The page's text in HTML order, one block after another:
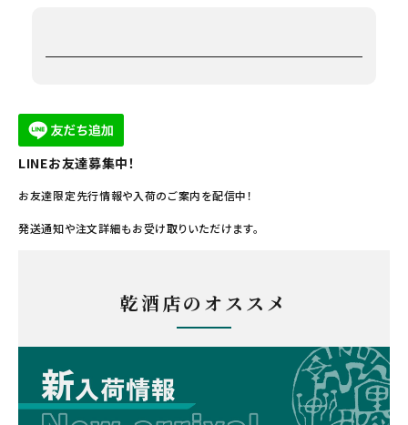
LINEお友達募集中！
お友達限定先行情報や入荷のご案内を配信中！
発送通知や注文詳細もお受け取りいただけます。
乾酒店のオススメ